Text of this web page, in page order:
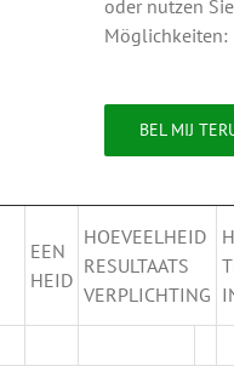
oder nutzen
Möglichkeiten:
BEL MIJ
EEN
HEID
HOEVEELHEID
RESULTAATS
VERPLICHTING